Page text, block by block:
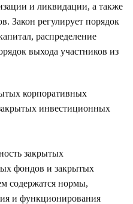
и ликвидации, а также
Закон регулирует порядок
распределение
выхода участников из
корпоративных
инвестиционных
закрытых
фондов и закрытых
содержатся нормы,
и функционирования